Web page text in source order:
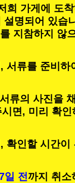
가게에 도
설명되어 있습
지참하지 않
류를 준비
류의 사진을
면, 미리 확
확인할 시간
일 전까지 취소